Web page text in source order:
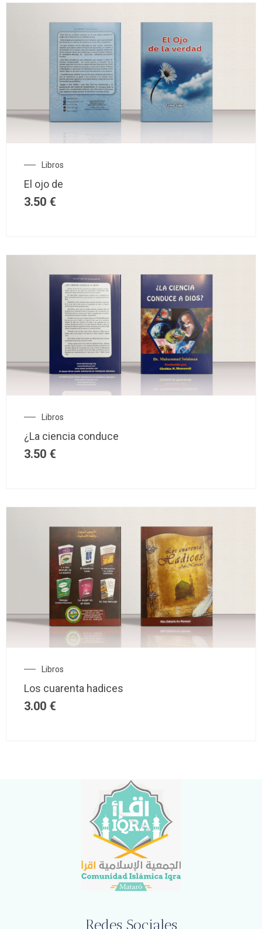
Libros
El ojo de
3.50 €
Libros
¿La ciencia conduce
3.50 €
Libros
Los cuarenta hadices
3.00 €
Redes Sociales